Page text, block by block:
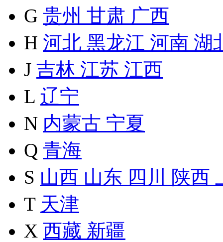
G 贵州 甘肃 广西
H 河北 黑龙江 河南 湖
J 吉林 江苏 江西
L 辽宁
N 内蒙古 宁夏
Q 青海
S 山西 山东 四川 陕西
T 天津
X 西藏 新疆